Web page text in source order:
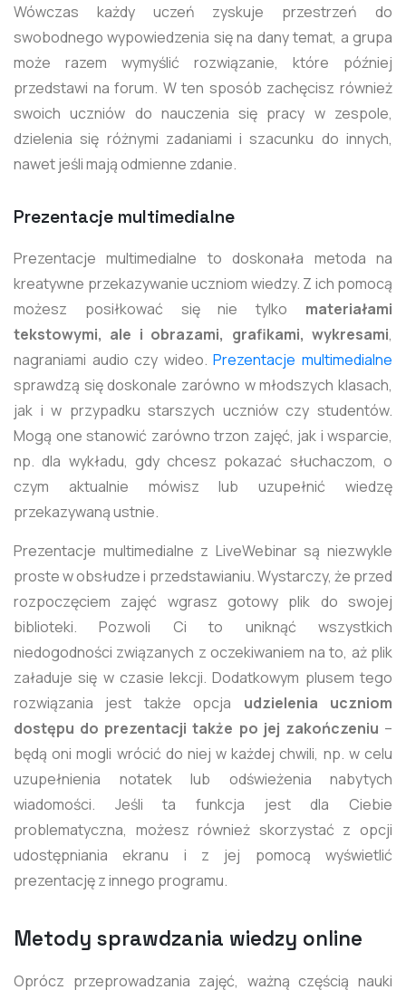
Wówczas każdy uczeń zyskuje przestrzeń do
swobodnego wypowiedzenia się na dany temat, a grupa
może razem wymyślić rozwiązanie, które później
przedstawi na forum. W ten sposób zachęcisz również
swoich uczniów do nauczenia się pracy w zespole,
dzielenia się różnymi zadaniami i szacunku do innych,
nawet jeśli mają odmienne zdanie.
Prezentacje multimedialne
Prezentacje multimedialne to doskonała metoda na
kreatywne przekazywanie uczniom wiedzy. Z ich pomocą
możesz posiłkować się nie tylko materiałami
tekstowymi, ale i obrazami, grafikami, wykresami,
nagraniami audio czy wideo.Prezentacje multimedialne
sprawdzą się doskonale zarówno w młodszych klasach,
jak i w przypadku starszych uczniów czy studentów.
Mogą one stanowić zarówno trzon zajęć, jak i wsparcie,
np. dla wykładu, gdy chcesz pokazać słuchaczom, o
czym aktualnie mówisz lub uzupełnić wiedzę
przekazywaną ustnie.
Prezentacje multimedialne z LiveWebinar są niezwykle
proste w obsłudze i przedstawianiu. Wystarczy, że przed
rozpoczęciem zajęć wgrasz gotowy plik do swojej
biblioteki. Pozwoli Ci to uniknąć wszystkich
niedogodności związanych z oczekiwaniem na to, aż plik
załaduje się w czasie lekcji. Dodatkowym plusem tego
rozwiązania jest także opcja udzielenia uczniom
dostępu do prezentacji także po jej zakończeniu –
będą oni mogli wrócić do niej w każdej chwili, np. w celu
uzupełnienia notatek lub odświeżenia nabytych
wiadomości. Jeśli ta funkcja jest dla Ciebie
problematyczna, możesz również skorzystać z opcji
udostępniania ekranu i z jej pomocą wyświetlić
prezentację z innego programu.
Metody sprawdzania wiedzy online
Oprócz przeprowadzania zajęć, ważną częścią nauki